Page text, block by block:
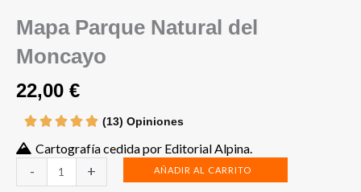
Mapa Parque Natural del
Moncayo
22,00 €
(13) Opiniones
Cartografía cedida por Editorial Alpina.
-
Parque
+ AÑADIR AL CARRITO